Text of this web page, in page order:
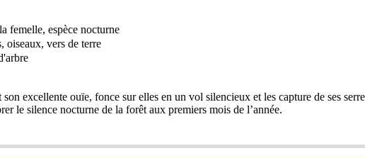
femelle, espèce nocturne
oiseaux, vers de terre
excellente ouïe, fonce sur elles en un vol silencieux et les capture de ses
le silence nocturne de la forêt aux premiers mois de l’année.